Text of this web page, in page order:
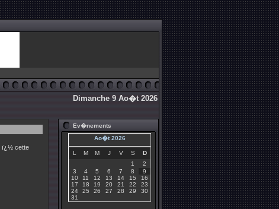
Dimanche 9 Ao�t 2026
ï¿½ cette
Ev�nements
Ao�t 2026
L M M J V S
D
1
2
3
4 5 6 7 8
9
10
11 12 13 14 15
16
17
18 19 20 21 22
23
24
25 26 27 28 29
30
31